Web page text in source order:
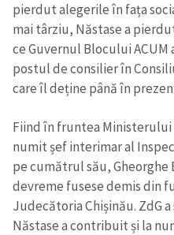
pierdut alegerile în fața
mai târziu, Năstase a
ce Guvernul Blocului ACUM
postul de consilier în
care îl deține până în
Fiind în fruntea
numit șef interimar al
pe cumătrul său, Gheorghe
devreme fusese demis din
Judecătoria Chișinău. ZdG
Năstase a contribuit și la